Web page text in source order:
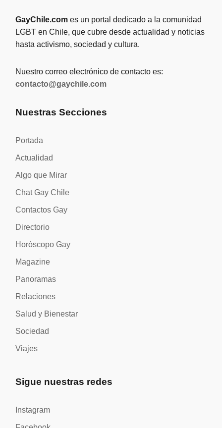
GayChile.com es un portal dedicado a la comunidad
LGBT en Chile, que cubre desde actualidad y noticias
hasta activismo, sociedad y cultura.
Nuestro correo electrónico de contacto es:
contacto@gaychile.com
Nuestras Secciones
Portada
Actualidad
Algo que Mirar
Chat Gay Chile
Contactos Gay
Directorio
Horóscopo Gay
Magazine
Panoramas
Relaciones
Salud y Bienestar
Sociedad
Viajes
Sigue nuestras redes
Instagram